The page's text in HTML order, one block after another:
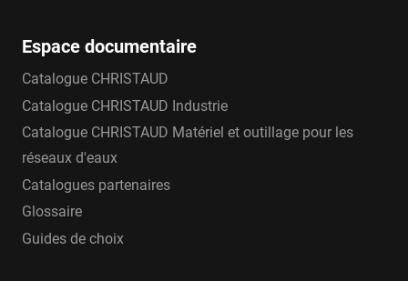
Espace documentaire
Catalogue CHRISTAUD
Catalogue CHRISTAUD Industrie
Catalogue CHRISTAUD Matériel et outillage pour les
réseaux d'eaux
Catalogues partenaires
Glossaire
Guides de choix